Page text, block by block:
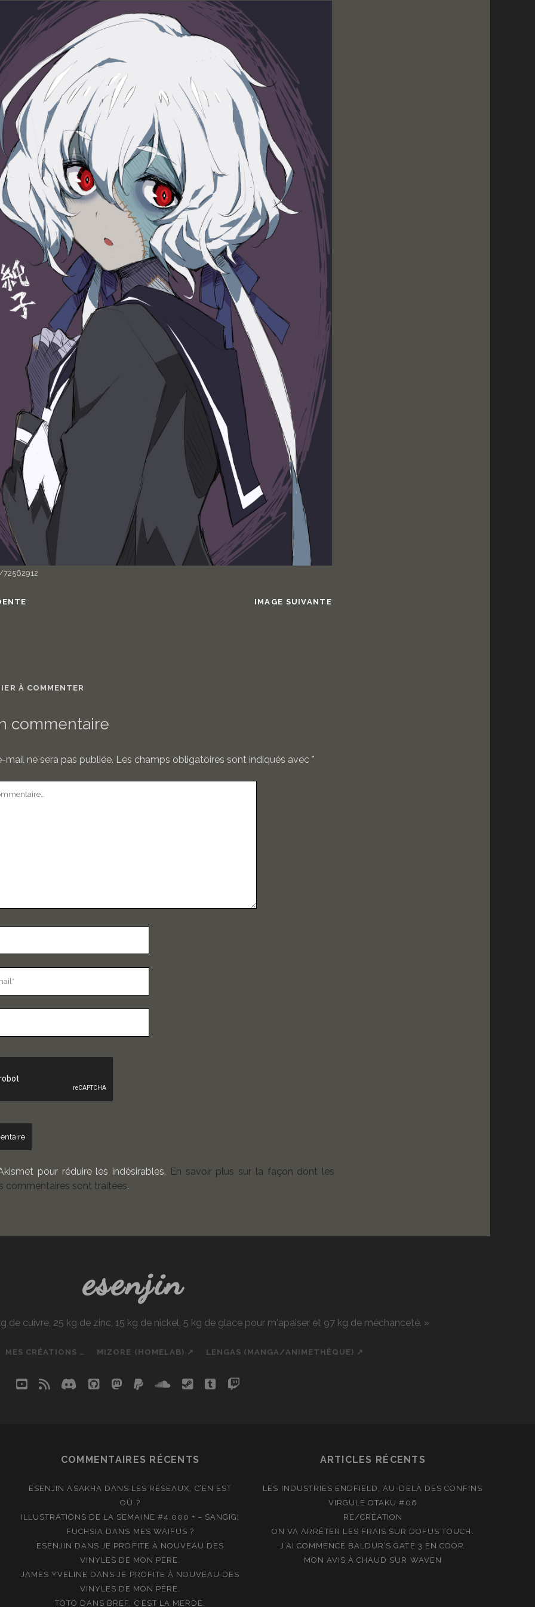
IMAGE SUIVANTE
À COMMENTER
commentaire
mail ne sera pas publiée. Les champs obligatoires sont indiqués avec *
pour réduire les indésirables. En savoir plus sur la façon dont les
commentaires sont traitées.
esenjin
cuivre, 25 kg de zinc, 15 kg de nickel, 5 kg de glace pour m'apaiser et 97 kg de méchanceté. »
MES CRÉATIONS … MIZORE (HOMELAB) ↗ LENGAS (MANGA/ANIMETHÈQUE) ↗
youtube
rss discord
githubmastodon
paypalsoundcloud
steamtumblrtwitch
COMMENTAIRES RÉCENTS
ESENJIN ASAKHA DANS LES RÉSEAUX, C’EN EST
OÙ ?
ILLUSTRATIONS DE LA SEMAINE #4.000 + – SANGIGI
FUCHSIA DANS MES WAIFUS ?
ESENJIN DANSJE PROFITE À NOUVEAU DES
VINYLES DE MON PÈRE.
JAMES YVELINE DANSJE PROFITE À NOUVEAU DES
VINYLES DE MON PÈRE.
TOTO DANS BREF, C’EST LA MERDE.
ARTICLES RÉCENTS
LES INDUSTRIES ENDFIELD, AU-DELÀ DES CONFINS
VIRGULE OTAKU #06
RÉ/CRÉATION
ON VA ARRÊTER LES FRAIS SUR DOFUS TOUCH.
J’AI COMMENCÉ BALDUR’S GATE 3 EN COOP.
MON AVIS À CHAUD SUR WAVEN